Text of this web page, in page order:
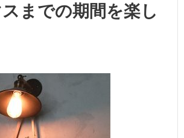
までの期間を楽し